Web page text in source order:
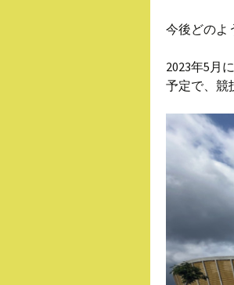
今後どのよ
2023年5月
予定で、競